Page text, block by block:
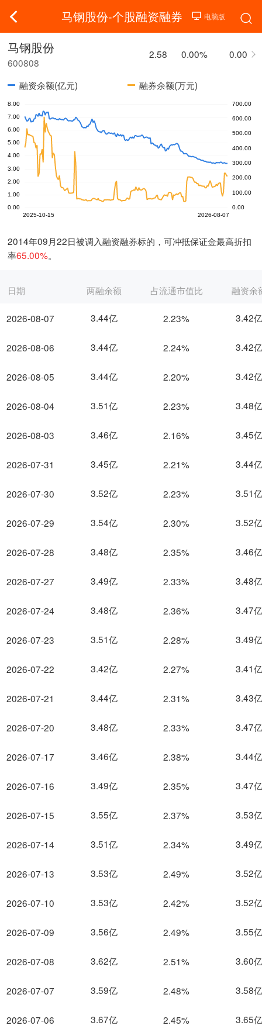
马钢股份-个股融资融券
马钢股份
600808
2.58 0.00% 0.00
融资余额(亿元) 融券余额(万元)
2014年09月22日被调入融资融券标的，可冲抵保证金最高折扣
率65.00%。
日期
2026-08-07
2026-08-06
2026-08-05
2026-08-04
2026-08-03
2026-07-31
2026-07-30
2026-07-29
2026-07-28
2026-07-27
2026-07-24
2026-07-23
2026-07-22
2026-07-21
2026-07-20
2026-07-17
2026-07-16
2026-07-15
2026-07-14
2026-07-13
2026-07-10
2026-07-09
2026-07-08
2026-07-07
2026-07-06
两融余额 占流通市值比 融资余
3.44亿 2.23% 3.42亿
3.44亿 2.24% 3.42亿
3.44亿 2.20% 3.42亿
3.51亿 2.23% 3.48亿
3.46亿 2.16% 3.45亿
3.45亿 2.21% 3.44亿
3.52亿 2.23% 3.51亿
3.54亿 2.30% 3.52亿
3.48亿 2.35% 3.46亿
3.49亿 2.33% 3.48亿
3.48亿 2.36% 3.47亿
3.51亿 2.28% 3.49亿
3.42亿 2.27% 3.41亿
3.44亿 2.31% 3.43亿
3.48亿 2.33% 3.47亿
3.46亿 2.38% 3.44亿
3.49亿 2.35% 3.47亿
3.55亿 2.37% 3.53亿
3.51亿 2.34% 3.49亿
3.53亿 2.49% 3.52亿
3.53亿 2.42% 3.52亿
3.56亿 2.49% 3.55亿
3.62亿 2.51% 3.60亿
3.59亿 2.48% 3.58亿
3.67亿 2.45% 3.65亿